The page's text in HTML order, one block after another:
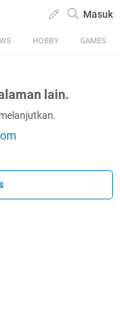
Masuk
HOBBY GAMES
lain.